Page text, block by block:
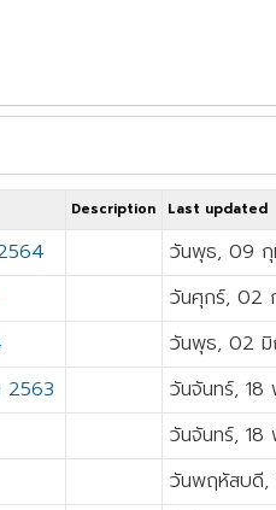
Description Last updated
วันพุธ, 09 กุ
วันศุกร์, 02
วันพุธ, 02 มิ
2563 วันจันทร์, 18
วันจันทร์, 18
วันพฤหัสบดี,